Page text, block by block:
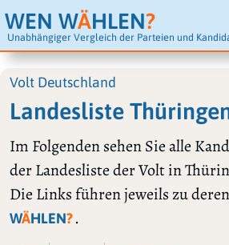
WEN WÄHLEN?
Unabhängiger Vergleich der Parteien und
Volt Deutschland
Landesliste
Im Folgenden sehen Sie alle
der Landesliste der Volt in
Die Links führen jeweils zu
WÄHLEN?.